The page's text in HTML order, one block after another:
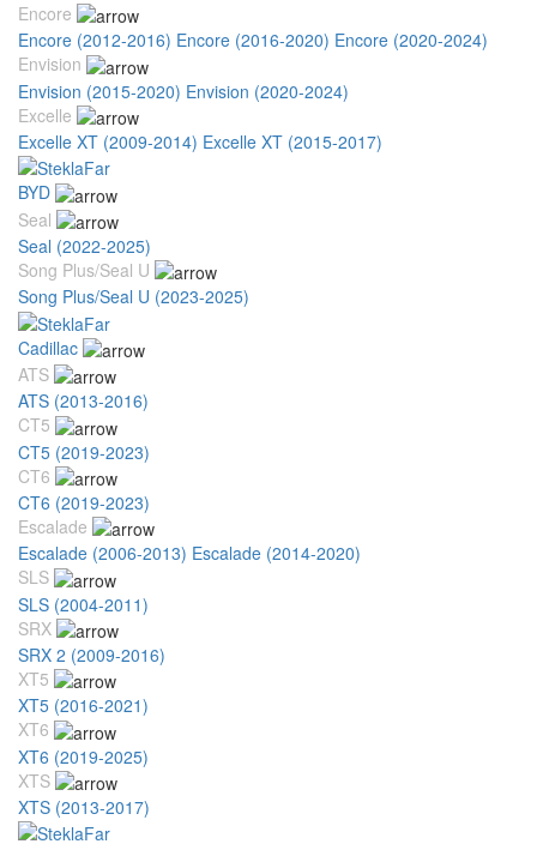
Encore
Encore (2012-2016) Encore (2016-2020) Encore (2020-2024)
Envision
Envision (2015-2020) Envision (2020-2024)
Excelle
Excelle XT (2009-2014) Excelle XT (2015-2017)
BYD
Seal
Seal (2022-2025)
Song Plus/Seal U
Song Plus/Seal U (2023-2025)
Cadillac
ATS
ATS (2013-2016)
CT5
CT5 (2019-2023)
CT6
CT6 (2019-2023)
Escalade
Escalade (2006-2013) Escalade (2014-2020)
SLS
SLS (2004-2011)
SRX
SRX 2 (2009-2016)
XT5
XT5 (2016-2021)
XT6
XT6 (2019-2025)
XTS
XTS (2013-2017)